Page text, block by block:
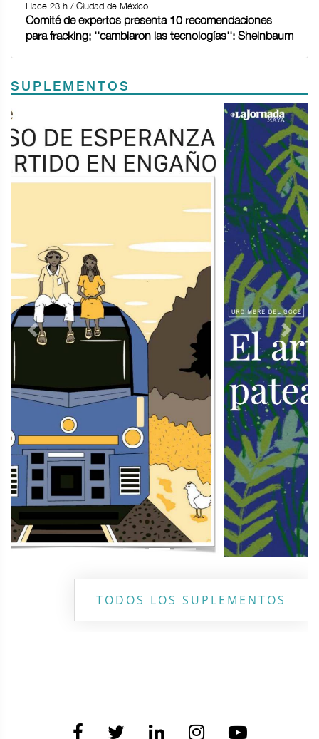
Hace 23 h / Ciudad de México
Comité de expertos presenta 10 recomendaciones
para fracking; ''cambiaron las tecnologías'': Sheinbaum
SUPLEMENTOS
Previous Next
TODOS LOS SUPLEMENTOS